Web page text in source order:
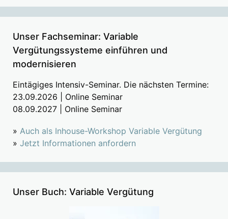
Unser Fachseminar: Variable
Vergütungssysteme einführen und
modernisieren
Eintägiges Intensiv-Seminar. Die nächsten Termine:
23.09.2026 | Online Seminar
08.09.2027 | Online Seminar
» Auch als Inhouse-Workshop Variable Vergütung
» Jetzt Informationen anfordern
Unser Buch: Variable Vergütung